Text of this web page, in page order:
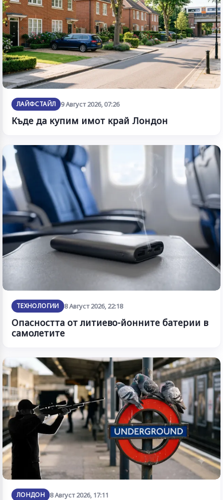
ЛАЙФСТАЙЛ 9 Август 2026, 07:26
Къде да купим имот край Лондон
ТЕХНОЛОГИИ 8 Август 2026, 22:18
Опасността от литиево-йонните батерии в
самолетите
ЛОНДОН 8 Август 2026, 17:11